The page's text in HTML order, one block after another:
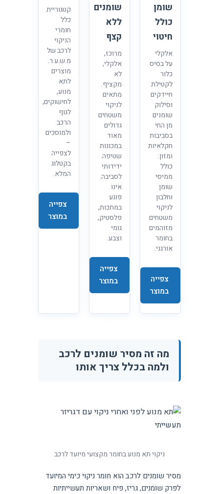
שומן
כולל
חיטוי
אלקלי
על בסיס
כלור
לקטילת
חיידקים
וסילוק
שומנים
מן החי
בסביבות
חקלאיות
ומזון.
כולל
ממיסי
שומן
וחלבון
לניקוי
משטחים
מזוהמים
בחומר
אורגני.
צפייה
במוצר
שומנים
ללא
קצף
מרוכז,
אלקלי,
לא
מקציף.
מתאים
לניקוי
משטחים
גדולים
מאוד
במכונות
שטיפה.
ידידותי
לסביבה.
אינו
פוגע
במתכות,
פלסטיק,
גומי
וצבע.
צפייה
במוצר
קטגוריית
כלל
חומרי
הניקוי
לרכב של
מ.ש.ע.ר.
מוצרים
לתא
מנוע,
לחישוקים,
לגוף
הרכב
ולמוסכים
–
לצפייה
בקטלוג
המלא.
צפייה
במוצר
מה זה מסיר שומנים לרכב
ולמה בכלל צריך אותו
ניקוי תא מנוע בחומר מקצועי מיועד לרכב
מסיר שומנים לרכב הוא חומר ניקוי כימי המיועד
לפרק שומנים, גריז, פיח ושאריות תעשייתיות